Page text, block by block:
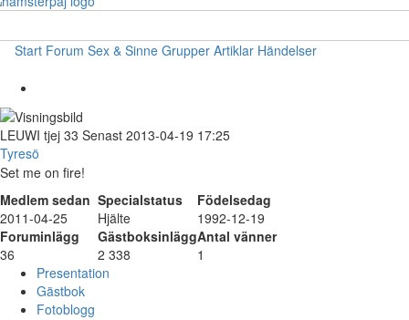
Start Forum Sex & Sinne Grupper Artiklar Händelser
LEUWI tjej 33 Senast 2013-04-19 17:25
Tyresö
Set me on fire!
Medlem sedan Specialstatus
Födelsedag
2011-04-25
Hjälte
1992-12-19
Foruminlägg
GästboksinläggAntal vänner
36
2 338
1
Presentation
Gästbok
Fotoblogg